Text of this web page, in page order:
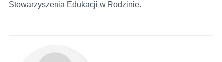
Stowarzyszenia Edukacji w Rodzinie.